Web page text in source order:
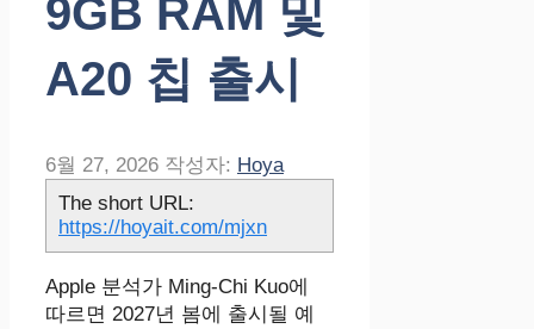
9GB RAM 및
A20 칩 출시
6월 27, 2026 작성자: Hoya
The short URL:
https://hoyait.com/mjxn
Apple 분석가 Ming-Chi Kuo에
따르면 2027년 봄에 출시될 예